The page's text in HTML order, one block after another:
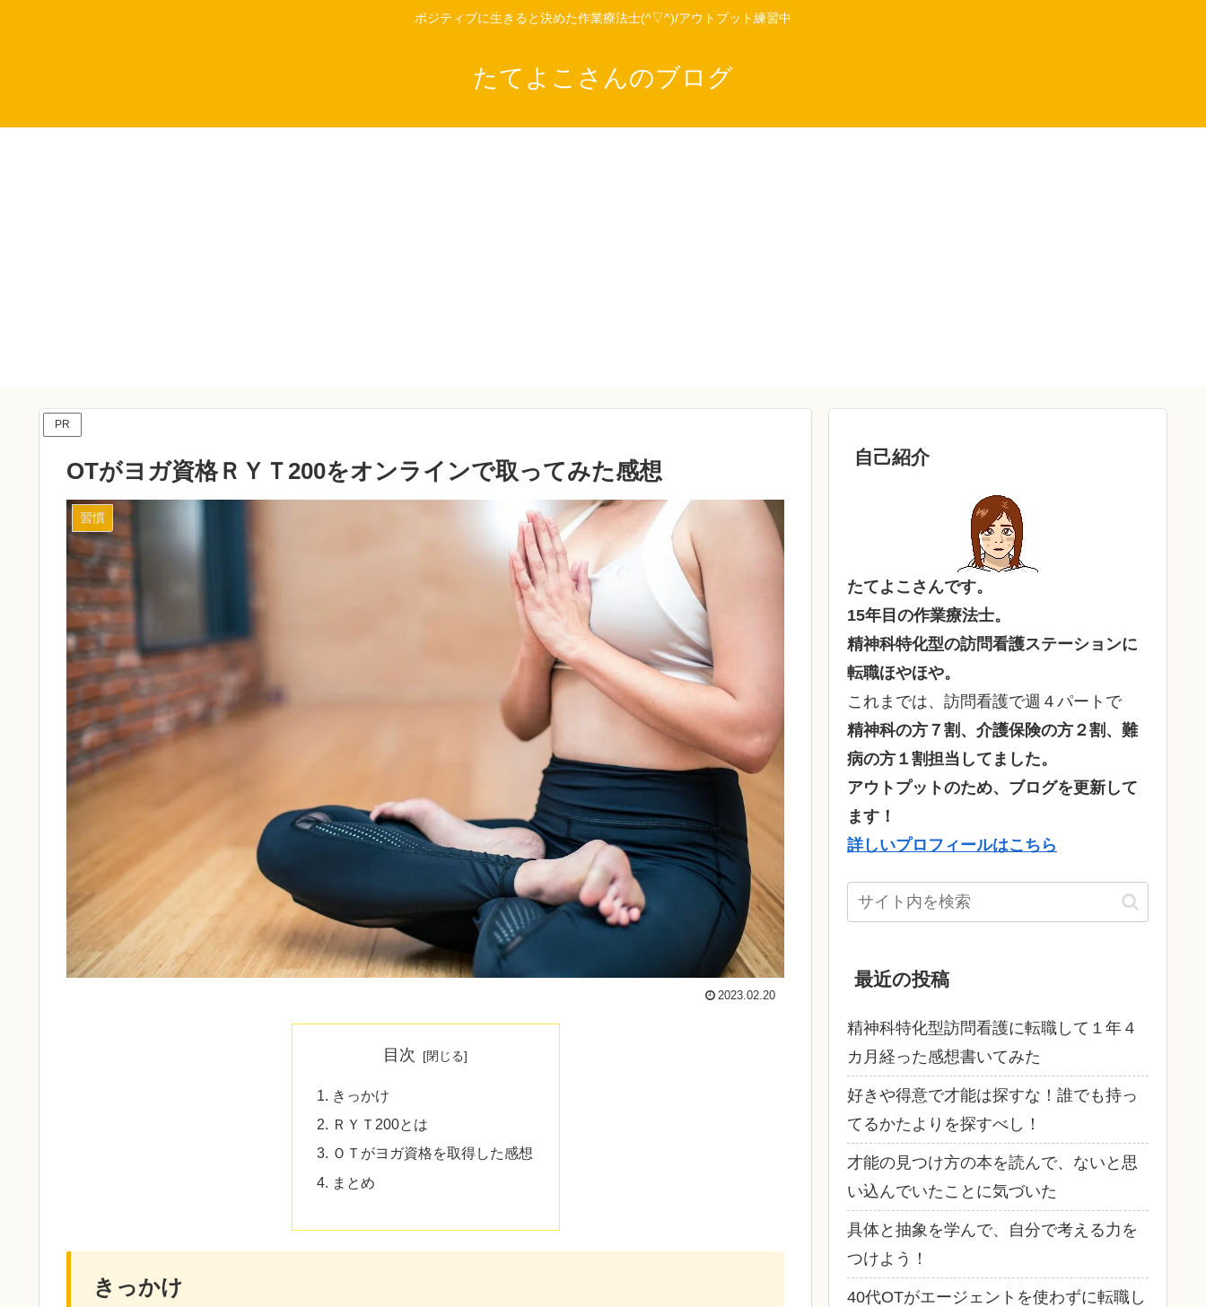
ポジティブに生きると決めた作業療法士(^▽^)/アウトプット練習中
たてよこさんのブログ
PR
OTがヨガ資格ＲＹＴ200をオンラインで取ってみた感想
習慣
2023.02.20
目次
きっかけ
ＲＹＴ200とは
ＯＴがヨガ資格を取得した感想
まとめ
きっかけ
自己紹介
たてよこさんです。
15年目の作業療法士。
精神科特化型の訪問看護ステーションに
転職ほやほや。
これまでは、訪問看護で週４パートで
精神科の方７割、介護保険の方２割、難
病の方１割担当してました。
アウトプットのため、ブログを更新して
ます！
詳しいプロフィールはこちら
最近の投稿
精神科特化型訪問看護に転職して１年４
カ月経った感想書いてみた
好きや得意で才能は探すな！誰でも持っ
てるかたよりを探すべし！
才能の見つけ方の本を読んで、ないと思
い込んでいたことに気づいた
具体と抽象を学んで、自分で考える力を
つけよう！
40代OTがエージェントを使わずに転職し